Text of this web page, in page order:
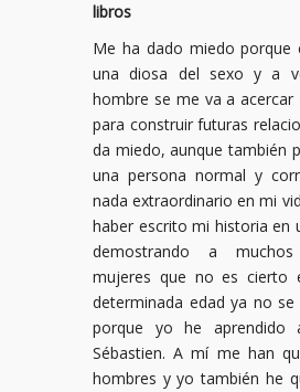
libros
Me ha dado miedo porque
una diosa del sexo y a
hombre se me va a acercar
para construir futuras
da miedo, aunque también
una persona normal y
nada extraordinario en mi
haber escrito mi historia en
demostrando a
mujeres que no es cierto
determinada edad ya no se
porque yo he aprendido
Sébastien. A mí me han
hombres y yo también he